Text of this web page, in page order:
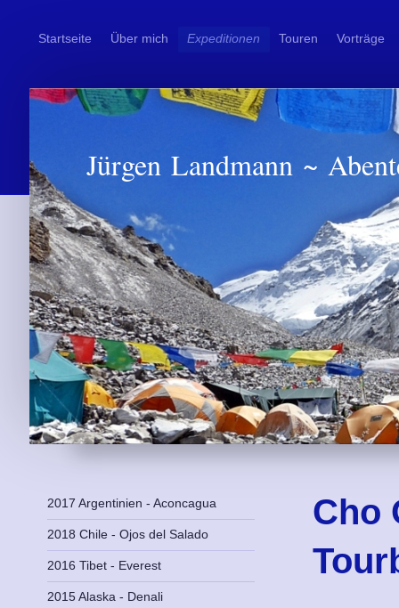
Startseite Über mich Expeditionen Touren Vorträge
Jürgen Landmann ~
Cho
2017 Argentinien - Aconcagua
2018 Chile - Ojos del Salado
2016 Tibet - Everest
2015 Alaska - Denali